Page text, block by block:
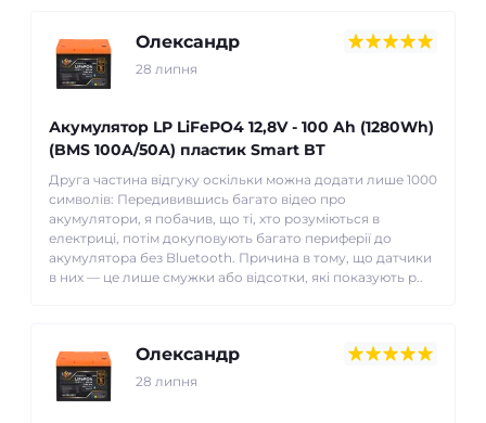
Олександр
28 липня
Акумулятор LP LiFePO4 12,8V - 100 Ah (1280Wh)
(BMS 100A/50А) пластик Smart BT
Друга частина відгуку оскільки можна додати лише 1000
символів: Передивившись багато відео про
акумулятори, я побачив, що ті, хто розуміються в
електриці, потім докуповують багато периферії до
акумулятора без Bluetooth. Причина в тому, що датчики
в них — це лише смужки або відсотки, які показують р..
Олександр
28 липня